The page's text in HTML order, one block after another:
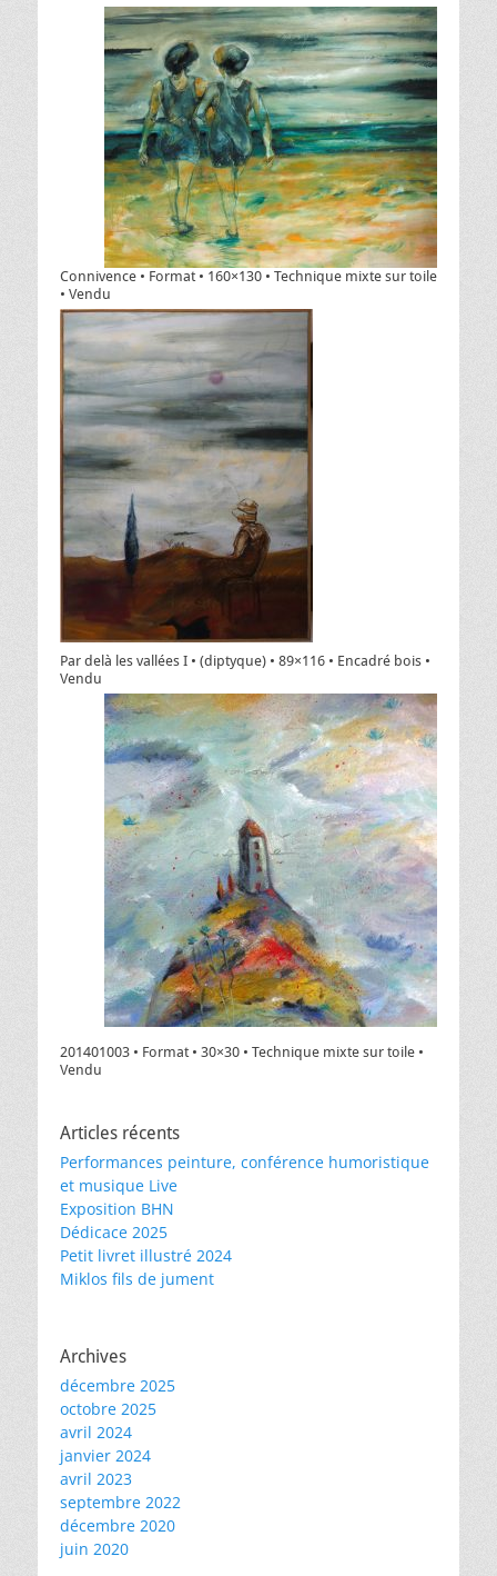
Connivence • Format • 160×130 • Technique mixte sur toile
• Vendu
Par delà les vallées I • (diptyque) • 89×116 • Encadré bois •
Vendu
201401003 • Format • 30×30 • Technique mixte sur toile •
Vendu
Articles récents
Performances peinture, conférence humoristique
et musique Live
Exposition BHN
Dédicace 2025
Petit livret illustré 2024
Miklos fils de jument
Archives
décembre 2025
octobre 2025
avril 2024
janvier 2024
avril 2023
septembre 2022
décembre 2020
juin 2020